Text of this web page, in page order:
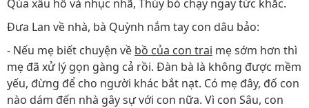
Qúa xấu hổ và nhục nhã, Thúy bỏ chạy ngay tức khắc.
Đưa Lan về nhà, bà Quỳnh nắm tay con dâu bảo:
- Nếu mẹ biết chuyện về bồ của con trai mẹ sớm hơn thì
mẹ đã xử lý gọn gàng cả rồi. Đàn bà là không được mềm
yếu, đừng để cho người khác bắt nạt. Có mẹ đây, đố con
nào dám đến nhà gây sự với con nữa. Vì con Sâu, con